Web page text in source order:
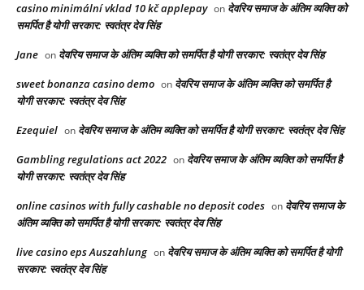
casino minimální vklad 10 kč applepay on देवरिय समाज के अंतिम व्यक्ति को
समर्पित है योगी सरकार: स्वतंत्र देव सिंह
Jane on देवरिय समाज के अंतिम व्यक्ति को समर्पित है योगी सरकार: स्वतंत्र देव सिंह
sweet bonanza casino demo on देवरिय समाज के अंतिम व्यक्ति को समर्पित है
योगी सरकार: स्वतंत्र देव सिंह
Ezequiel on देवरिय समाज के अंतिम व्यक्ति को समर्पित है योगी सरकार: स्वतंत्र देव सिंह
Gambling regulations act 2022 on देवरिय समाज के अंतिम व्यक्ति को समर्पित है
योगी सरकार: स्वतंत्र देव सिंह
online casinos with fully cashable no deposit codes on देवरिय समाज के
अंतिम व्यक्ति को समर्पित है योगी सरकार: स्वतंत्र देव सिंह
live casino eps Auszahlung on देवरिय समाज के अंतिम व्यक्ति को समर्पित है योगी
सरकार: स्वतंत्र देव सिंह